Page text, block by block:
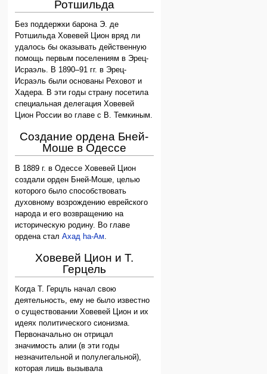
Ротшильда
Без поддержки барона Э. де
Ротшильда Ховевей Цион вряд ли
удалось бы оказывать действенную
помощь первым поселениям в Эрец-
Исраэль. В 1890–91 гг. в Эрец-
Исраэль были основаны Реховот и
Хадера. В эти годы страну посетила
специальная делегация Ховевей
Цион России во главе с В. Темкиным.
Создание ордена Бней-
Моше в Одессе
В 1889 г. в Одессе Ховевей Цион
создали орден Бней-Моше, целью
которого было способствовать
духовному возрождению еврейского
народа и его возвращению на
историческую родину. Во главе
ордена сталАхад hа-Ам
Ховевей Цион и Т.
Герцель
Когда Т. Герцль начал свою
деятельность, ему не было известно
о существовании Ховевей Цион и их
идеях политического сионизма.
Первоначально он отрицал
значимость алии (в эти годы
незначительной и полулегальной),
которая лишь вызывала